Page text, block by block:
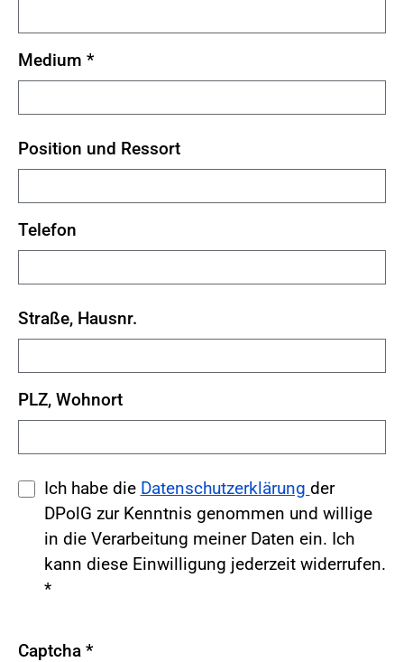
Medium *
Position und Ressort
Telefon
Straße, Hausnr.
PLZ, Wohnort
Ich habe die Datenschutzerklärung der
DPolG zur Kenntnis genommen und willige
in die Verarbeitung meiner Daten ein. Ich
kann diese Einwilligung jederzeit widerrufen.
*
Captcha *